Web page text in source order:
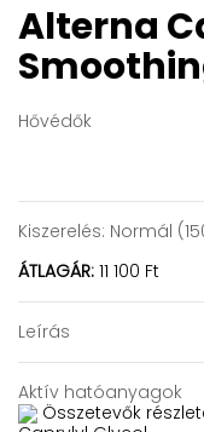
Alterna
Hővédők
Kiszerelés: Normál
ÁTLAGÁR: 11 100 Ft
Leírás
Aktív hatóanyagok
Összetevők